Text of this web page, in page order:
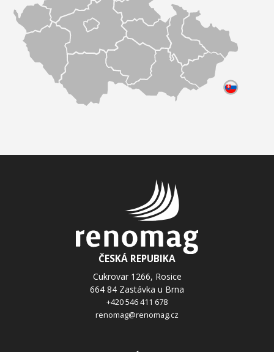
ČESKÁ REPUBIKA
Cukrovar 1266, Rosice
664 84 Zastávka u Brna
+420 546 411 678
renomag@renomag.cz